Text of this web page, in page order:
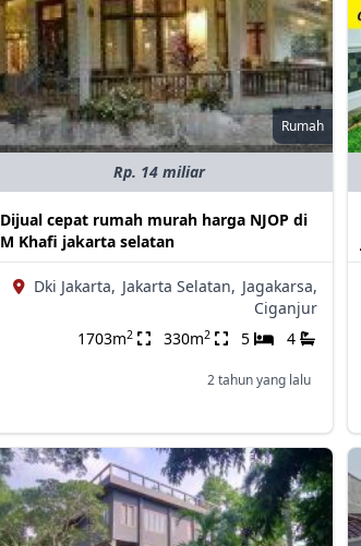
Rumah
Rp. 14 miliar
Dijual cepat rumah murah harga NJOP di
M Khafi jakarta selatan
Dki Jakarta, Jakarta Selatan, Jagakarsa,
Ciganjur
1703m2 330m2 5 4
2 tahun yang lalu